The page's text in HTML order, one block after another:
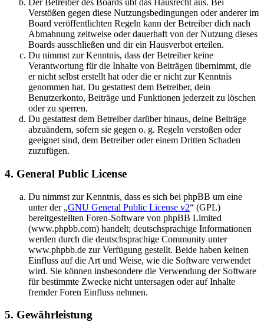
Der Betreiber des Boards übt das Hausrecht aus. Bei
Verstößen gegen diese Nutzungsbedingungen oder anderer im
Board veröffentlichten Regeln kann der Betreiber dich nach
Abmahnung zeitweise oder dauerhaft von der Nutzung dieses
Boards ausschließen und dir ein Hausverbot erteilen.
Du nimmst zur Kenntnis, dass der Betreiber keine
Verantwortung für die Inhalte von Beiträgen übernimmt, die
er nicht selbst erstellt hat oder die er nicht zur Kenntnis
genommen hat. Du gestattest dem Betreiber, dein
Benutzerkonto, Beiträge und Funktionen jederzeit zu löschen
oder zu sperren.
Du gestattest dem Betreiber darüber hinaus, deine Beiträge
abzuändern, sofern sie gegen o. g. Regeln verstoßen oder
geeignet sind, dem Betreiber oder einem Dritten Schaden
zuzufügen.
4. General Public License
Du nimmst zur Kenntnis, dass es sich bei phpBB um eine
unter der „GNU General Public License v2“ (GPL)
bereitgestellten Foren-Software von phpBB Limited
(www.phpbb.com) handelt; deutschsprachige Informationen
werden durch die deutschsprachige Community unter
www.phpbb.de zur Verfügung gestellt. Beide haben keinen
Einfluss auf die Art und Weise, wie die Software verwendet
wird. Sie können insbesondere die Verwendung der Software
für bestimmte Zwecke nicht untersagen oder auf Inhalte
fremder Foren Einfluss nehmen.
5. Gewährleistung